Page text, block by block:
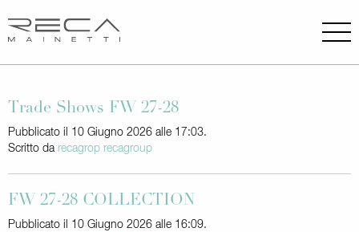
Trade Shows FW 27-28
Pubblicato il 10 Giugno 2026 alle 17:03.
Scritto da recagrop recagroup
FW 27-28 COLLECTION
Pubblicato il 10 Giugno 2026 alle 16:09.